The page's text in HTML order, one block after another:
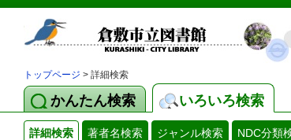
トップページ > 詳細検索
かんたん検索 いろいろ検索
詳細検索 著者名検索 ジャンル検索 NDC分類